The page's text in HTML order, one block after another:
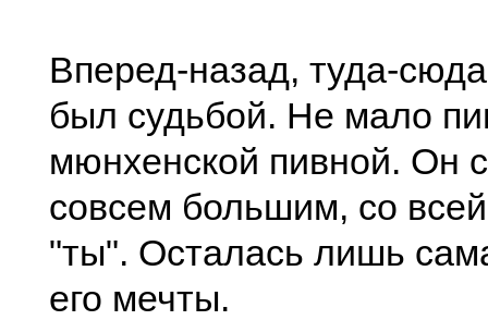
Вперед-назад, туда-
был судьбой. Не мало
мюнхенской пивной. Он
совсем большим, со
"ты". Осталась лишь
его мечты.